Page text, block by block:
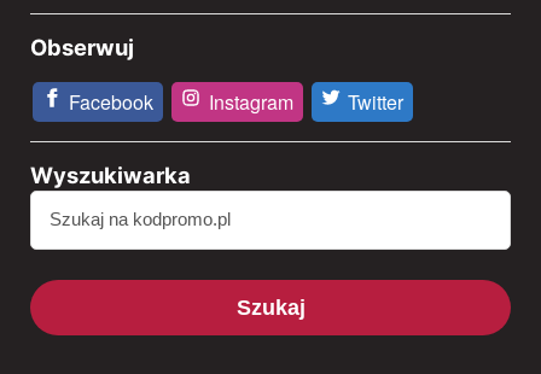
Obserwuj
Facebook Instagram Twitter
Wyszukiwarka
Szukaj